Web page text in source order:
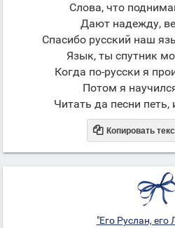
Слова, что
Дают надежду,
Спасибо русский наш
Язык, ты спутник
Когда по-русски я
Потом я
Читать да песни петь,
 Копировать
"Его Руслан,